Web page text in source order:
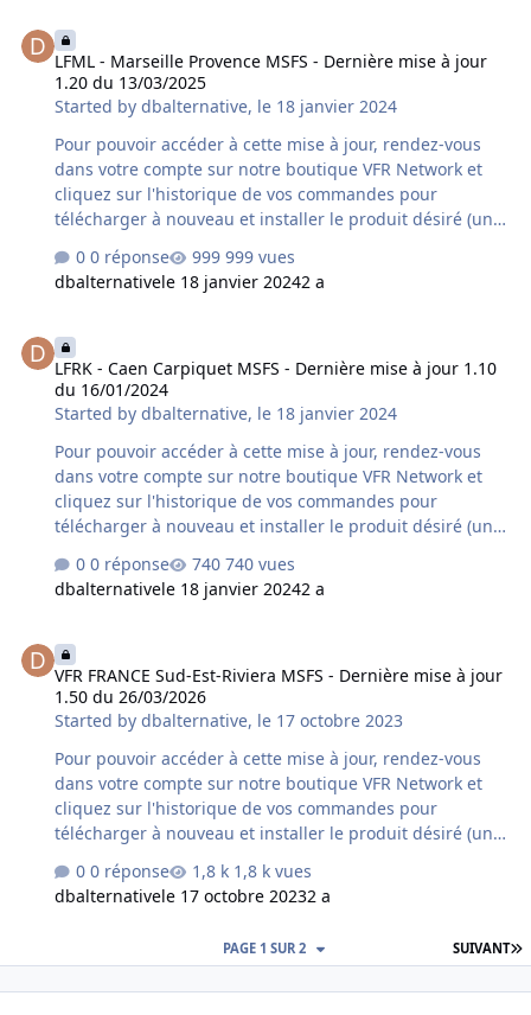
supplémentaire variable peut s'avérer nécessaire à la
mise à disposition de cette mise à jour par le revendeur
concerné. Contenu de la mise à jour version 1.20 du
16/12/2025 : LFSB - Bâle-Mulhouse-Fribourg MSFS -
compatibilité MSFS2024 (SU4)…
LFML - Marseille Provence MSFS - Dernière mise à jour
1.20 du 13/03/2025
Started bydbalternative, le 18 janvier 2024
Pour pouvoir accéder à cette mise à jour, rendez-vous
dans votre compte sur notre boutique VFR Network et
cliquez sur l'historique de vos commandes pour
télécharger à nouveau et installer le produit désiré (une
désinstallation préalable du produit déjà installé sur
votre ordinateur est fortement conseillée). Si vous avez
acquis le produit chez un autre revendeur assurez-vous
supplémentaire variable peut s'avérer nécessaire à la
mise à disposition de cette mise à jour par le revendeur
concerné. Contenu de la mise à jour version 1.20 du
13/03/2025 : - compatibilité MSFS2024 - corre…
0 réponse
999 vues
dbalternativele 18 janvier 20242 a
LFRK - Caen Carpiquet MSFS - Dernière mise à jour 1.10
du 16/01/2024
Started bydbalternative, le 18 janvier 2024
Pour pouvoir accéder à cette mise à jour, rendez-vous
dans votre compte sur notre boutique VFR Network et
cliquez sur l'historique de vos commandes pour
télécharger à nouveau et installer le produit désiré (une
désinstallation préalable du produit déjà installé sur
votre ordinateur est fortement conseillée). Si vous avez
acquis le produit chez un autre revendeur assurez-vous
supplémentaire variable peut s'avérer nécessaire à la
mise à disposition de cette mise à jour par le revendeur
concerné. Contenu de la mise à jour version 1.10 du
16/01/2024 : - nouvelles textures sol - mise …
0 réponse
740 vues
dbalternativele 18 janvier 20242 a
VFR FRANCE Sud-Est-Riviera MSFS - Dernière mise à jour
1.50 du 26/03/2026
Started bydbalternative, le 17 octobre 2023
Pour pouvoir accéder à cette mise à jour, rendez-vous
dans votre compte sur notre boutique VFR Network et
cliquez sur l'historique de vos commandes pour
télécharger à nouveau et installer le produit désiré (une
désinstallation préalable du produit déjà installé sur
votre ordinateur est fortement conseillée). Si vous avez
acquis le produit chez un autre revendeur assurez-vous
supplémentaire variable peut s'avérer nécessaire à la
0 réponse
1,8 k vues
dbalternativele 17 octobre 20232 a
SUIVANT
PAGE 1 SUR 2